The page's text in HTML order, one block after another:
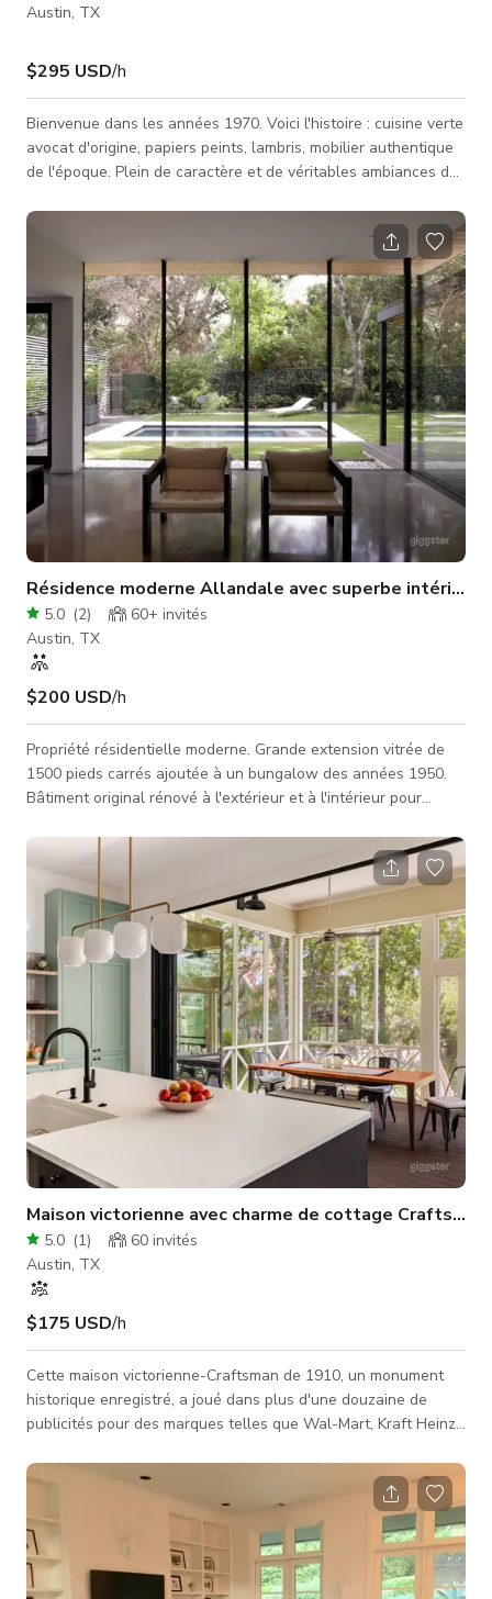
Austin, TX
$295 USD/h
Bienvenue dans les années 1970. Voici l'histoire : cuisine verte
avocat d'origine, papiers peints, lambris, mobilier authentique
de l'époque. Plein de caractère et de véritables ambiances des
pour tournages et séances photo. Prêt à compléter votre
histoire et ambiance des années 70 : un appartement groovy ?
La pièce avant avec sols en terrazzo, papier peint métallisé,
canapé suggestif et rideaux audacieux. Chaleureux, confor
Résidence moderne Allandale avec superbe
5.0 (2) 60+ invités
Austin, TX
$200 USD/h
Propriété résidentielle moderne. Grande extension vitrée de
1500 pieds carrés ajoutée à un bungalow des années 1950.
Bâtiment original rénové à l'extérieur et à l'intérieur pour
entre l'espace ouvert salon/salle à manger/cuisine et le jardin
avec piscine moderne. Très privé avec de grands arbres tout
autour du périmètre.
Maison victorienne avec charme de cottage Craftsman
5.0 (1) 60 invités
Austin, TX
$175 USD/h
Cette maison victorienne-Craftsman de 1910, un monument
historique enregistré, a joué dans plus d'une douzaine de
publicités pour des marques telles que Wal-Mart, Kraft Heinz,
des organisations à but non lucratif, et bien d'autres. Les
réalisateurs ont fait balancer les acteurs sur la spacieuse
véranda avant, se détendre dans le salon confortable, lire
dans le bureau bordé de livres, se réveiller dans la chambre
baignée de sol